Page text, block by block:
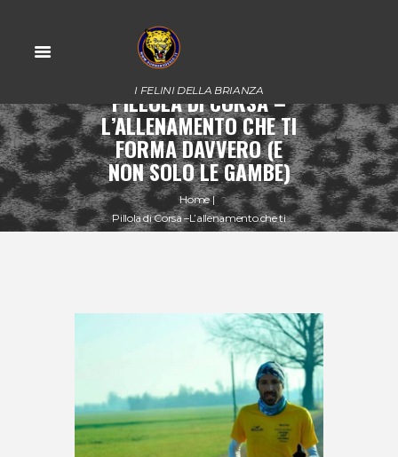
I FELINI DELLA BRIANZA
PILLOLA DI CORSA –
L’ALLENAMENTO CHE TI
FORMA DAVVERO (E
NON SOLO LE GAMBE)
Home
Pillola di Corsa –L’allenamento che ti
forma...